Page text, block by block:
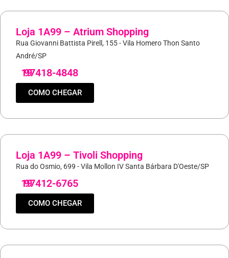
Loja 1A99 – Atrium Shopping
Rua Giovanni Battista Pirell, 155 - Vila Homero Thon Santo
André/SP
19
97418-4848
COMO CHEGAR
Loja 1A99 – Tivoli Shopping
Rua do Osmio, 699 - Vila Mollon IV Santa Bárbara D'Oeste/SP
19
97412-6765
COMO CHEGAR